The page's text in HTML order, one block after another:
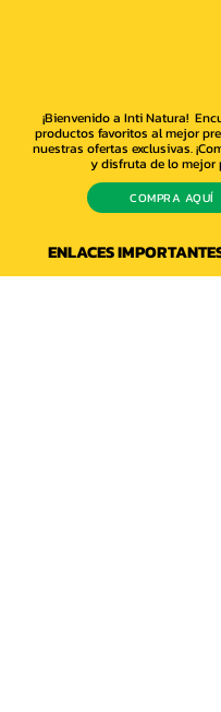
¡Bienvenido a Inti Natura!
productos favoritos al mejor
nuestras ofertas exclusivas.
y disfruta de lo mejor
COMPRA AQUÍ
ENLACES